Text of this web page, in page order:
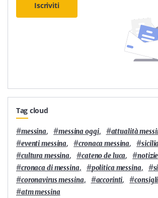
Iscriviti
Tag cloud
#messina, #messina oggi, #attualità
#eventi messina, #cronaca messina, #
#cultura messina, #cateno de luca, #
#cronaca di messina, #politica messina, #
#coronavirus messina, #accorinti, #
#atm messina